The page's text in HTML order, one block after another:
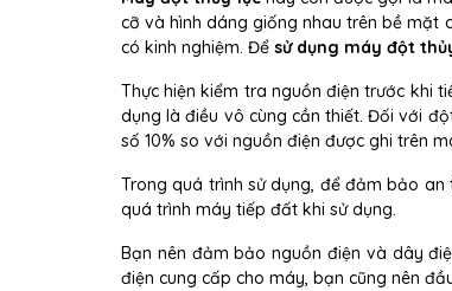
cỡ và hình dáng giống nhau trên bề mặt
có kinh nghiệm. Để sử dụng máy đột
Thực hiện kiểm tra nguồn điện trước khi
dụng là điều vô cùng cần thiết. Đối với
số 10% so với nguồn điện được ghi trên
Trong quá trình sử dụng, để đảm bảo
quá trình máy tiếp đất khi sử dụng.
Bạn nên đảm bảo nguồn điện và dây
điện cung cấp cho máy, bạn cũng nên